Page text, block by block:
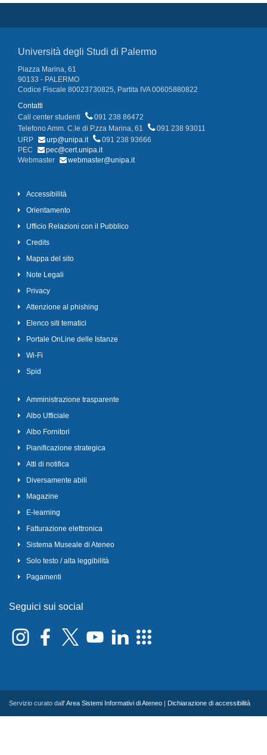
Università degli Studi di Palermo
Piazza Marina, 61
90133 - PALERMO
Codice Fiscale 80023730825, Partita IVA 00605880822
Contatti
Call center studenti
091 238 86472
Telefono Amm. C.le di P.zza Marina, 61
091 238 93011
URP
urp@unipa.it
091 238 93666
PEC
pec@cert.unipa.it
Webmaster
webmaster@unipa.it
Accessibilità
Orientamento
Ufficio Relazioni con il Pubblico
Credits
Mappa del sito
Note Legali
Privacy
Attenzione al phishing
Elenco siti tematici
Portale OnLine delle Istanze
Wi-Fi
Spid
Amministrazione trasparente
Albo Ufficiale
Albo Fornitori
Pianificazione strategica
Atti di notifica
Diversamente abili
Magazine
E-learning
Fatturazione elettronica
Sistema Museale di Ateneo
Solo testo / alta leggibilità
Pagamenti
Seguici sui social
Servizio curato dall'Area Sistemi Informativi di Ateneo Dichiarazione di accessibilità